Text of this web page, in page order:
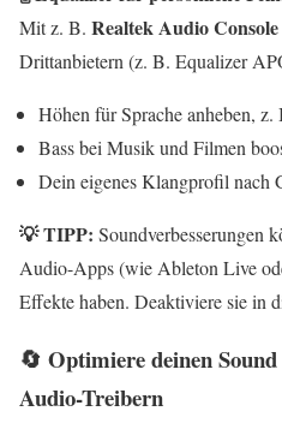
Mit z. B. Realtek Audio Console
Drittanbietern (z. B. Equalizer
Höhen für Sprache anheben,
Bass bei Musik und Filmen
Dein eigenes Klangprofil nach
💡 TIPP: Soundverbesserungen
Audio-Apps (wie Ableton Live
Effekte haben. Deaktiviere sie in
🔄 Optimiere deinen
Audio-Treibern